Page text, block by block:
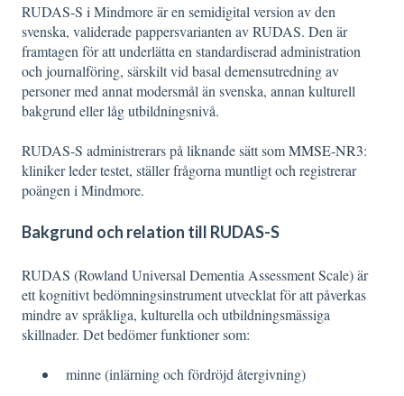
RUDAS-S i Mindmore är en semidigital version av den
svenska, validerade pappersvarianten av RUDAS. Den är
framtagen för att underlätta en standardiserad administration
och journalföring, särskilt vid basal demensutredning av
personer med annat modersmål än svenska, annan kulturell
bakgrund eller låg utbildningsnivå.
RUDAS-S administrerars på liknande sätt somMMSE‑NR3:
kliniker leder testet, ställer frågorna muntligt och registrerar
poängen i Mindmore.
Bakgrund och relation till RUDAS-S
RUDAS (Rowland Universal Dementia Assessment Scale) är
ett kognitivt bedömningsinstrument utvecklat för att påverkas
mindre av språkliga, kulturella och utbildningsmässiga
skillnader. Det bedömer funktioner som:
minne (inlärning och fördröjd återgivning)